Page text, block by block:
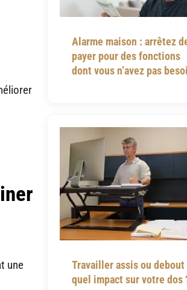
une
Alarme maison : arrêtez
payer pour des fonctions
dont vous n’avez pas
Travailler assis ou debout
quel impact sur votre dos